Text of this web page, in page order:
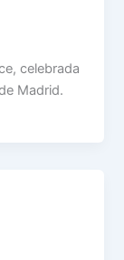
celebrada
Madrid.